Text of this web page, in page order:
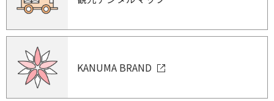
KANUMA BRAND